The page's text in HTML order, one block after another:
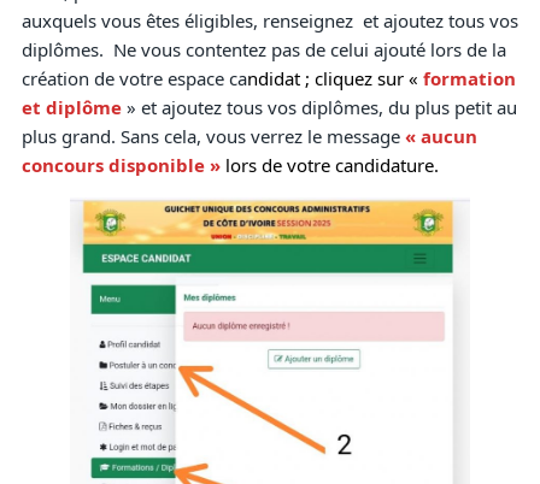
auxquels vous êtes éligibles, renseignez et ajoutez tous vos
diplômes. Ne vous contentez pas de celui ajouté lors de la
création de votre espace candidat ; cliquez sur « formation
et diplôme» et ajoutez tous vos diplômes, du plus petit au
plus grand. Sans cela, vous verrez le message« aucun
concours disponible » lors de votre candidature.